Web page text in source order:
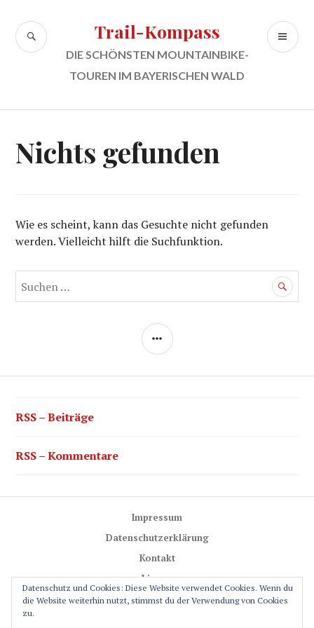
Inhalt
springen
Trail-Kompass
DIE SCHÖNSTEN MOUNTAINBIKE-
TOUREN IM BAYERISCHEN WALD
SUCHE
Nichts gefunden
Wie es scheint, kann das Gesuchte nicht gefunden
werden. Vielleicht hilft die Suchfunktion.
nach:
SEITENLEISTE
RSS – Beiträge
RSS – Kommentare
Impressum
Datenschutzerklärung
Kontakt
Lizenz
Trail-Rules
Datenschutz und Cookies: Diese Website verwendet Cookies. Wenn du
die Website weiterhin nutzt, stimmst du der Verwendung von Cookies
zu.